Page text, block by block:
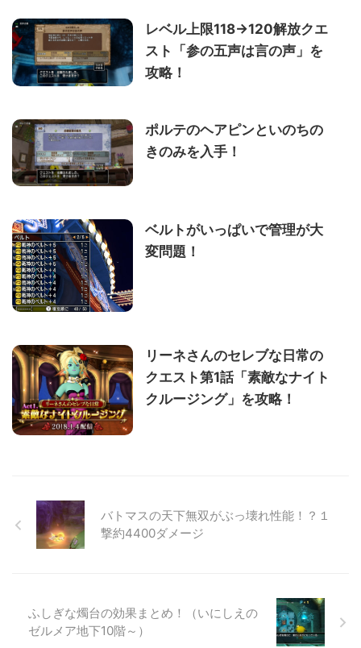
レベル上限118→120解放クエ
スト「参の五声は言の声」を
攻略！
ポルテのヘアピンといのちの
きのみを入手！
ベルトがいっぱいで管理が大
変問題！
リーネさんのセレブな日常の
クエスト第1話「素敵なナイト
クルージング」を攻略！
バトマスの天下無双がぶっ壊れ性能！？１
撃約4400ダメージ
ふしぎな燭台の効果まとめ！（いにしえの
ゼルメア地下10階～）